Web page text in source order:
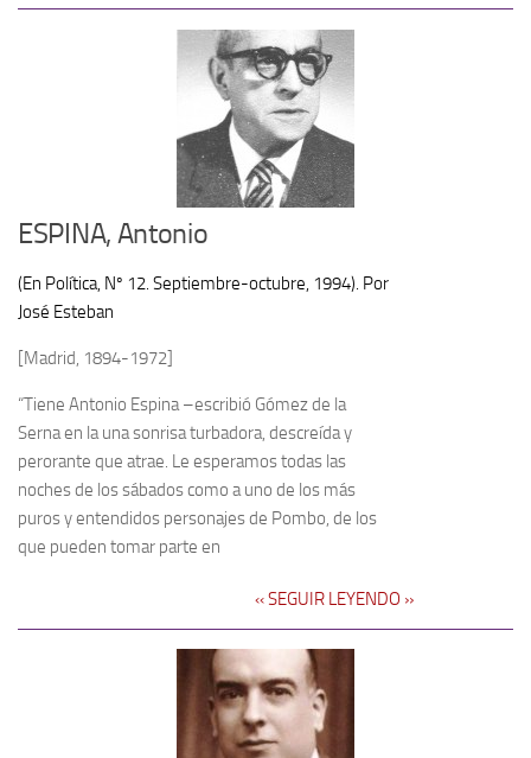
ESPINA, Antonio
(En Política, Nº 12. Septiembre-octubre, 1994). Por
José Esteban
[Madrid, 1894-1972]
“Tiene Antonio Espina –escribió Gómez de la
Serna en la una sonrisa turbadora, descreída y
perorante que atrae. Le esperamos todas las
noches de los sábados como a uno de los más
puros y entendidos personajes de Pombo, de los
que pueden tomar parte en
‹‹ SEGUIR LEYENDO ››